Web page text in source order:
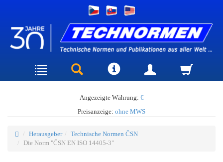
Angezeigte Währung: €
Preisanzeige: ohne MWS
Herausgeber
Technische Normen ČSN
Die Norm "ČSN EN ISO 14405-3"